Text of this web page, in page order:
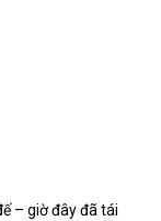
– giờ đây đã tái